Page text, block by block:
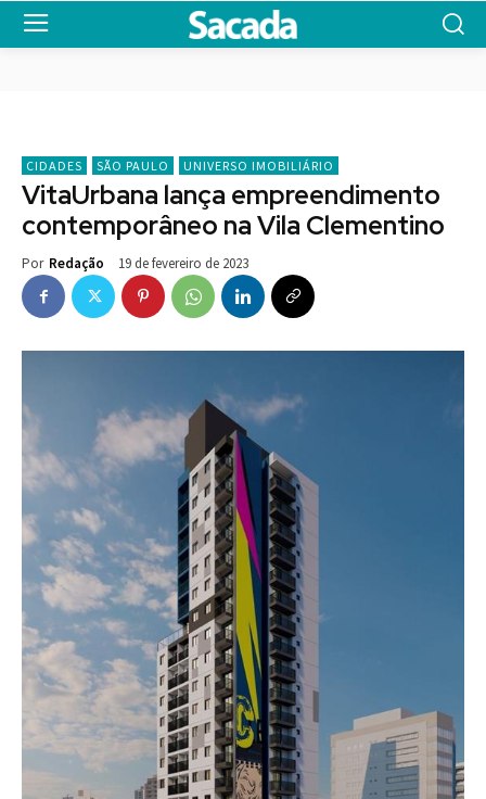
CIDADES SÃO PAULO UNIVERSO IMOBILIÁRIO
VitaUrbana lança empreendimento
contemporâneo na Vila Clementino
Por Redação 19 de fevereiro de 2023